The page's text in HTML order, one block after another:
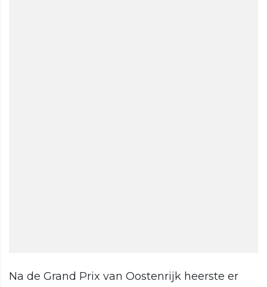
Na de Grand Prix van Oostenrijk heerste er